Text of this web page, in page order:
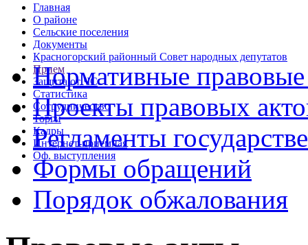
Главная
О районе
Сельские поселения
Документы
Красногорский районный Совет народных депутатов
Прием
Защита от ЧС
Статистика
Сотрудничество
Торги
Кадры
Интернет-приемная
Оф. выступления
Нормативные
Проекты правовых
Регламенты
Формы обращений
Порядок обжалования